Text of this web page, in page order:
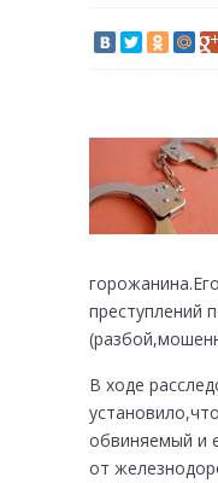
преступлений
В ходе
обвиняемый и
от